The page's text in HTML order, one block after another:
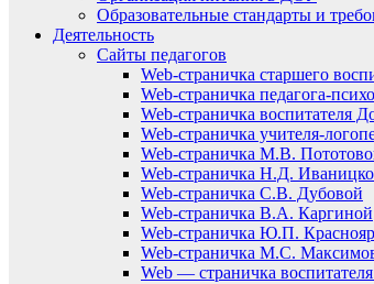
Образовательные стандарты и
Деятельность
Сайты педагогов
Web-страничка старшего
Web-страничка педагога-
Web-страничка воспитателя
Web-страничка учителя-
Web-страничка М.В.
Web-страничка Н.Д.
Web-страничка С.В. Дубовой
Web-страничка В.А. Каргиной
Web-страничка Ю.П.
Web-страничка М.С.
Web — страничка